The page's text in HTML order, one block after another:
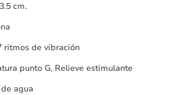
cm.
ritmos de vibración
punto G, Relieve estimulante
agua